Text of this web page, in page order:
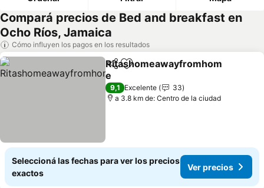
Compará precios de Bed and breakfast en
Ocho Ríos, Jamaica
Cómo influyen los pagos en los resultados
CompartirAñadir a favoritos
Ritashomeawayfromhom
e
9,1 Excelente
33
a 3.8 km de: Centro de la ciudad
Seleccioná las fechas para ver los precios
exactos
Ver precios